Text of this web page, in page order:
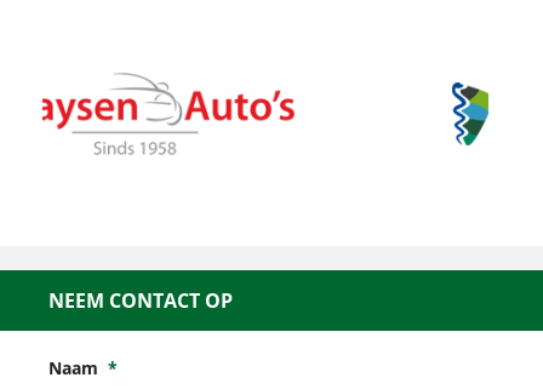
NEEM CONTACT OP
Naam *